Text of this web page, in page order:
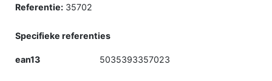
Referentie: 35702
Specifieke referenties
ean13 5035393357023